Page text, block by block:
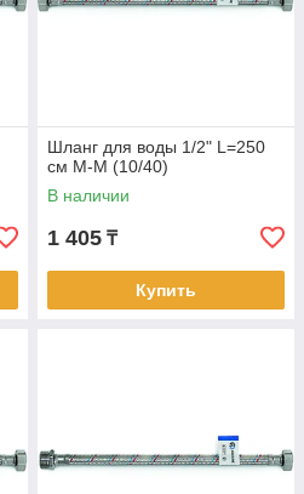
Шланг для воды 1/2" L=250
см М-М (10/40)
В наличии
1 405 ₸
Купить